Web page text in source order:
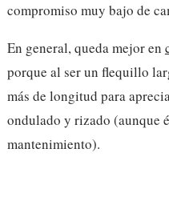
compromiso muy bajo de
En general, queda mejor en
porque al ser un flequillo
más de longitud para
ondulado y rizado (aunque
mantenimiento).